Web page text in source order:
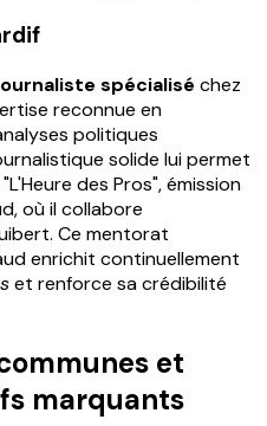
spécialisé chez
reconnue en
politiques
solide lui permet
des Pros", émission
où il collabore
Ce mentorat
enrichit continuellement
et renforce sa crédibilité
et
marquants